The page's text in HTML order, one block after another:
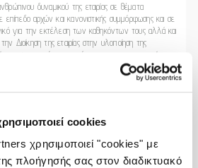
cookies
χρησιμοποιεί "cookies" με
πλοήγησής σας στον διαδικτυακό
δυναμικού της εταιρίας σε θέματα
επίπεδο αρχών και κανονιστικής συμμόρφωσης και σε
για την εκτέλεση των καθηκόντων τους αλλά και
Διοίκηση της εταιρίας στην υλοποίηση της
η σημαντικότερη παράμετρος για την επιτυχία
εμπειρογνώμονες η εταιρεία σχεδίασε και
δεξιοτήτων σχετικών με την βιωσιμότητα και τα
κατά προτεραιότητα θα αντιμετωπίσει η εταιρία από
στον σκοπό της. (Active learning program 5 στελέχη